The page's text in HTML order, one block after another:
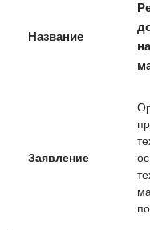
Название
Заявление